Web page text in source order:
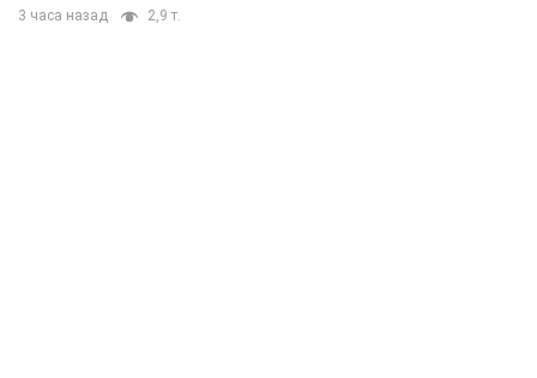
3 часа назад 2,9 т.